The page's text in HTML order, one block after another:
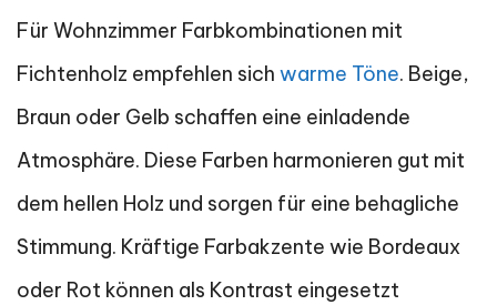
Für Wohnzimmer Farbkombinationen mit
Fichtenholz empfehlen sich warme Töne. Beige,
Braun oder Gelb schaffen eine einladende
Atmosphäre. Diese Farben harmonieren gut mit
dem hellen Holz und sorgen für eine behagliche
Stimmung. Kräftige Farbakzente wie Bordeaux
oder Rot können als Kontrast eingesetzt